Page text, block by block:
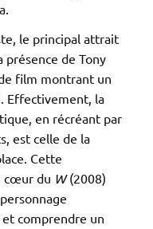
le principal attrait
présence de Tony
film montrant un
. Effectivement, la
en récréant par
est celle de la
Cette
cœur du W(2008)
comprendre un